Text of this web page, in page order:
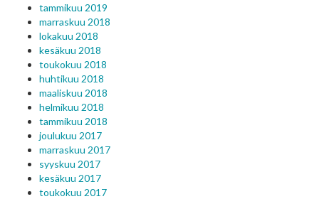
tammikuu 2019
marraskuu 2018
lokakuu 2018
kesäkuu 2018
toukokuu 2018
huhtikuu 2018
maaliskuu 2018
helmikuu 2018
tammikuu 2018
joulukuu 2017
marraskuu 2017
syyskuu 2017
kesäkuu 2017
toukokuu 2017